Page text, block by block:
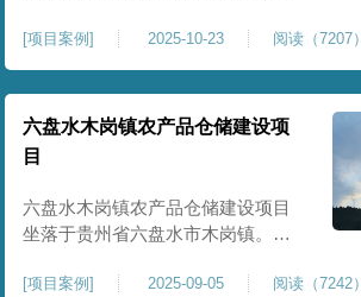
商贸、口岸监管、通关查验的重要
基础设施工程。项目建设内容主要
为场地地基处理，处理总面积约 5
万平方米，采用强夯加固施工工
艺，通过全场地强夯提升地基承载
力、消除不均匀沉降，满足围网区
后续建（构）筑物及重型作业场地
使
[项目案例] 2025-10-23 阅读（7207）
六盘水木岗镇农产品仓储建设项
目
六盘水木岗镇农产品仓储建设项目
坐落于贵州省六盘水市木岗镇。场
房、分拣车间、配套附属用房等设
[项目案例] 2025-09-05 阅读（7242）